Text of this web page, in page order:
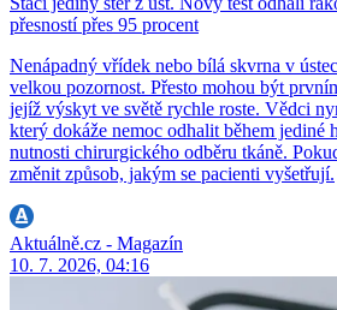
přesností přes 95 procent
Nenápadný vřídek nebo bílá skvrna v
velkou pozornost. Přesto mohou být
jejíž výskyt ve světě rychle roste. Vědci
který dokáže nemoc odhalit během jediné
nutnosti chirurgického odběru tkáně.
změnit způsob, jakým se pacienti vyšetřují.
Aktuálně.cz - Magazín
10. 7. 2026, 04:16